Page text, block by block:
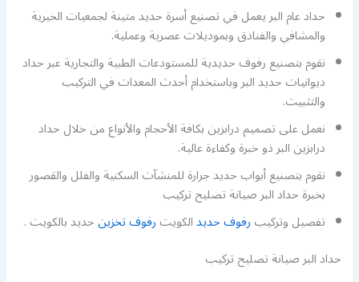
حداد عام البر يعمل في تصنيع أسرة حديد متينة لجمعيات الخيرية
والمشافي والفنادق وبموديلات عصرية وعملية.
نقوم بتصنيع رفوف حديدية للمستودعات الطبية والتجارية عبر حداد
ديوانيات حديد البر وباستخدام أحدث المعدات في التركيب
والتثبيت.
نعمل على تصميم درابزين بكافة الأحجام والأنواع من خلال حداد
درابزين البر ذو خبرة وكفاءة عالية.
نقوم بتصنيع أبواب حديد جرارة للمنشآت السكنية والفلل والقصور
بخبرة حداد البر صيانة تصليح تركيب
تفصيل وتركيبرفوف حديدالكويترفوف تخزينحديد بالكويت .
حداد البر صيانة تصليح تركيب